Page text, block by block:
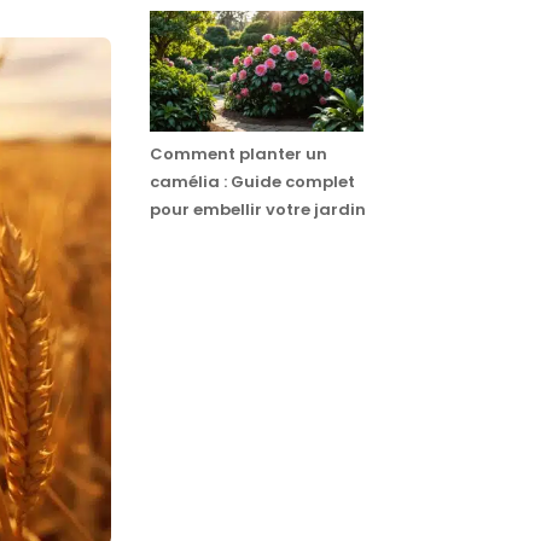
Comment planter un
camélia : Guide complet
pour embellir votre jardin